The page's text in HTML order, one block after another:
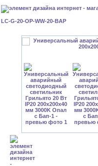
LC-G-20-OP-WW-20-BAP